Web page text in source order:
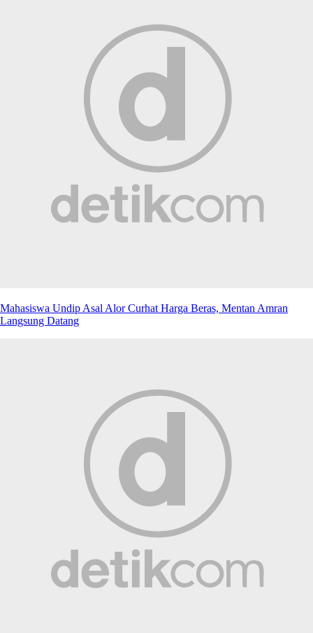
Mahasiswa Undip Asal Alor Curhat Harga Beras, Mentan Amran
Langsung Datang